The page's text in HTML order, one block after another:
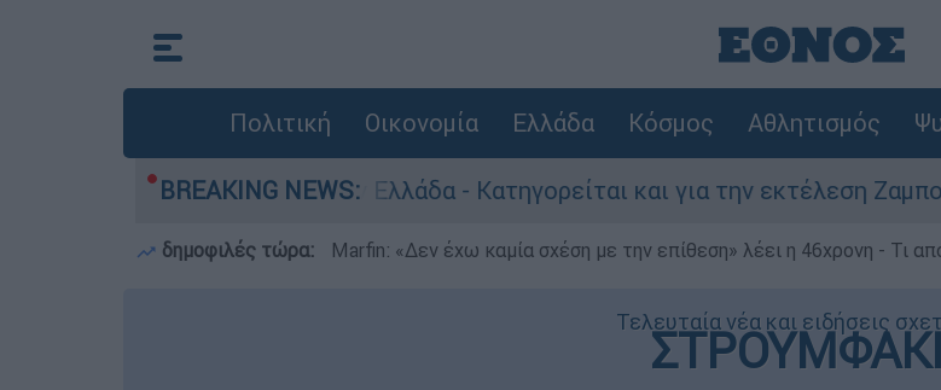
Πολιτική Οικονομία Ελλάδα Κόσμος Αθλητισμός
BREAKING NEWS:
στην Ελλάδα - Κατηγορείται και για την εκτέλεση Ζαμπούνη
δημοφιλές τώρα: Marfin: «Δεν έχω καμία σχέση με την επίθεση» λέει η 46χρονη - Τι
Τελευταία νέα και ειδήσεις